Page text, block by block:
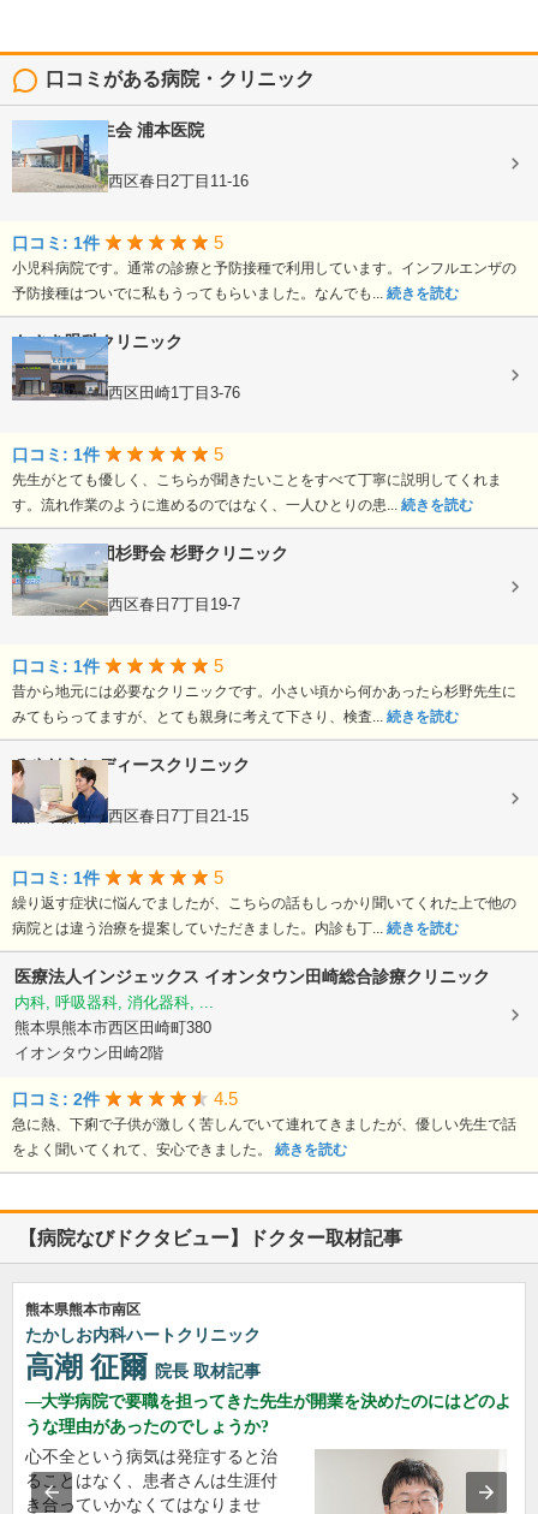
口コミがある病院・クリニック
医療法人龍生会 浦本医院
内科, 小児科
熊本県熊本市西区春日2丁目11-16
口コミ: 1件 5
小児科病院です。通常の診療と予防接種で利用しています。インフルエンザの
予防接種はついでに私もうってもらいました。なんでも... 続きを読む
たさき眼科クリニック
眼科
熊本県熊本市西区田崎1丁目3-76
口コミ: 1件 5
先生がとても優しく、こちらが聞きたいことをすべて丁寧に説明してくれま
す。流れ作業のように進めるのではなく、一人ひとりの患... 続きを読む
医療法人社団杉野会 杉野クリニック
内科, 小児科
熊本県熊本市西区春日7丁目19-7
口コミ: 1件 5
昔から地元には必要なクリニックです。小さい頃から何かあったら杉野先生に
みてもらってますが、とても親身に考えて下さり、検査... 続きを読む
みやはらレディースクリニック
婦人科
熊本県熊本市西区春日7丁目21-15
口コミ: 1件 5
繰り返す症状に悩んでましたが、こちらの話もしっかり聞いてくれた上で他の
病院とは違う治療を提案していただきました。内診も丁... 続きを読む
医療法人インジェックス イオンタウン田崎総合診療クリニック
内科, 呼吸器科, 消化器科, ...
熊本県熊本市西区田崎町380
イオンタウン田崎2階
口コミ: 2件 4.5
急に熱、下痢で子供が激しく苦しんでいて連れてきましたが、優しい先生で話
をよく聞いてくれて、安心できました。 続きを読む
【病院なびドクタビュー】ドクター取材記事
熊本県熊本市南区
たかしお内科ハートクリニック
高潮 征爾 院長 取材記事
大学病院で要職を担ってきた先生が開業を決めたのにはどのよ
うな理由があったのでしょうか?
心不全という病気は発症すると治
ることはなく、患者さんは生涯付
き合っていかなくてはなりませ